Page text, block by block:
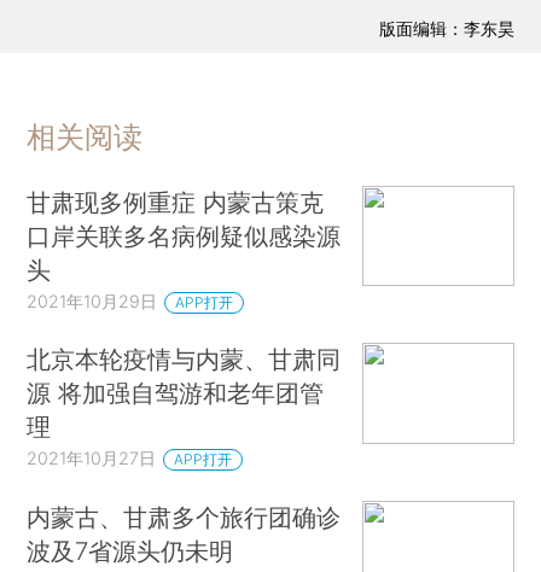
版面编辑：李东昊
相关阅读
甘肃现多例重症 内蒙古策克
口岸关联多名病例疑似感染源
头
2021年10月29日 APP打开
北京本轮疫情与内蒙、甘肃同
源 将加强自驾游和老年团管
理
2021年10月27日 APP打开
内蒙古、甘肃多个旅行团确诊
波及7省源头仍未明